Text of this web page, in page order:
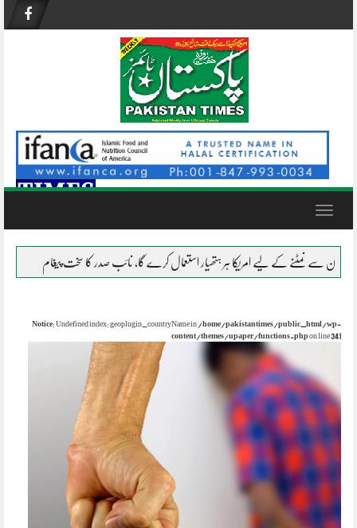
content
Toggle
کے لیے امریکا ہر ہتھیار استعمال کرے گا، نائب صدر کا سخت پیغام نظام ناکام ہو چکا
Notice: Undefined index: geoplugin_countryName in /home/pakistantimes/public_html/wp-
content/themes/upaper/functions.php on line341